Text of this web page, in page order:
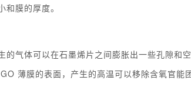
和膜的厚度。
的气体可以在石墨烯片之间膨胀出一些孔隙和
薄膜的表面，产生的高温可以移除含氧官能